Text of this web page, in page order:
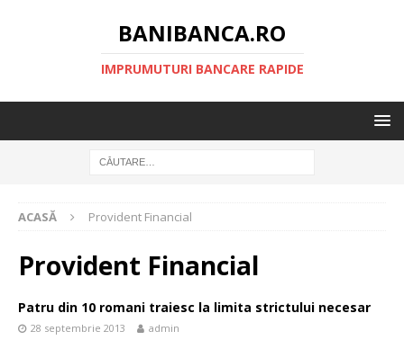
BANIBANCA.RO
IMPRUMUTURI BANCARE RAPIDE
ACASĂ Provident Financial
Provident Financial
Patru din 10 romani traiesc la limita strictului necesar
28 septembrie 2013 admin